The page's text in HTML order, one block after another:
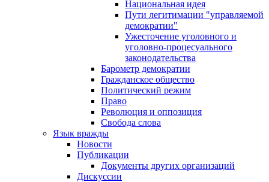
Национальная идея
Пути легитимации "управляемой
демократии"
Ужесточение уголовного и
уголовно-процесуального
законодательства
Барометр демократии
Гражданское общество
Политический режим
Право
Революция и оппозиция
Свобода слова
Язык вражды
Новости
Публикации
Документы других организаций
Дискуссии